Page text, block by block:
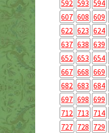
592 593 594
607 608 609
622 623 624
637 638 639
652 653 654
667 668 669
682 683 684
697 698 699
712 713 714
727 728 729